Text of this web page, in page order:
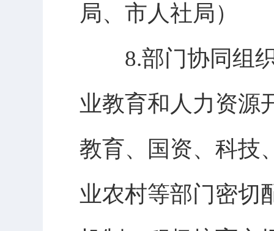
局、市人社局）
8.部门协同组织
业教育和人力资源
教育、国资、科技
业农村等部门密切